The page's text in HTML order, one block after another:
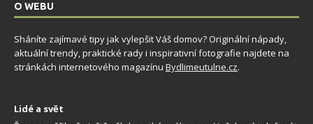
O WEBU
Sháníte zajímavé tipy jak vylepšit Váš domov? Originální nápady,
aktuální trendy, praktické rady i inspirativní fotografie najdete na
stránkách internetového magazínu Bydlimeutulne.cz.
Lidé a svět